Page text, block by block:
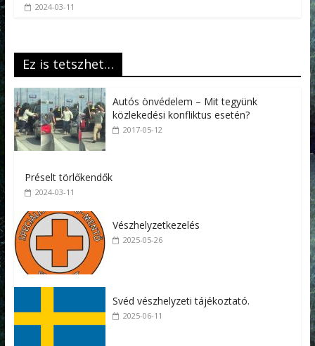
2024-03-11
Ez is tetszhet…
Autós önvédelem – Mit tegyünk
közlekedési konfliktus esetén?
2017-05-12
Préselt törlőkendők
2024-03-11
Vészhelyzetkezelés
2025-05-26
Svéd vészhelyzeti tájékoztató.
2025-06-11